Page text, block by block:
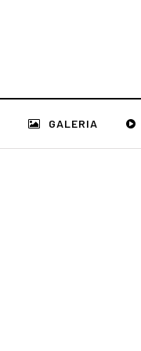
GALERIA